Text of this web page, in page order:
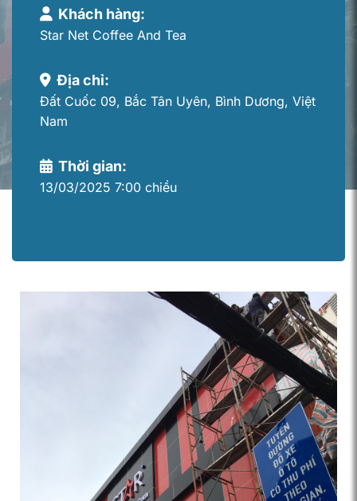
Khách hàng:
Star Net Coffee And Tea
Địa chỉ:
Đất Cuốc 09, Bắc Tân Uyên, Bình Dương, Việt
Nam
Thời gian:
13/03/2025 7:00 chiều